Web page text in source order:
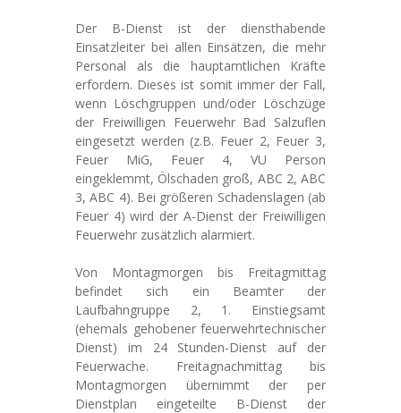
Der B-Dienst ist der diensthabende
Einsatzleiter bei allen Einsätzen, die mehr
Personal als die hauptamtlichen Kräfte
erfordern. Dieses ist somit immer der Fall,
wenn Löschgruppen und/oder Löschzüge
der Freiwilligen Feuerwehr Bad Salzuflen
eingesetzt werden (z.B. Feuer 2, Feuer 3,
Feuer MiG, Feuer 4, VU Person
eingeklemmt, Ölschaden groß, ABC 2, ABC
3, ABC 4). Bei größeren Schadenslagen (ab
Feuer 4) wird der A-Dienst der Freiwilligen
Feuerwehr zusätzlich alarmiert.
Von Montagmorgen bis Freitagmittag
befindet sich ein Beamter der
Laufbahngruppe 2, 1. Einstiegsamt
(ehemals gehobener feuerwehrtechnischer
Dienst) im 24 Stunden-Dienst auf der
Feuerwache. Freitagnachmittag bis
Montagmorgen übernimmt der per
Dienstplan eingeteilte B-Dienst der